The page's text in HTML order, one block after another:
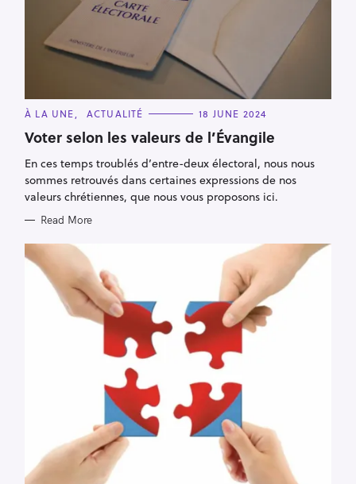
C
T
E
O
I
E
S
À LA UNE ACTUALITÉ 18 JUNE 2024
Voter selon les valeurs de l’Évangile
En ces temps troublés d’entre-deux électoral, nous nous
sommes retrouvés dans certaines expressions de nos
valeurs chrétiennes, que nous vous proposons ici.
Read More